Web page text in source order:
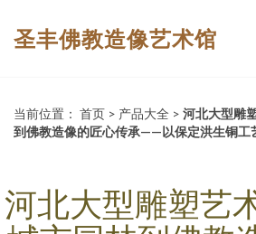
圣丰佛教造像艺术馆
当前位置： 首页 > 产品大全 > 河北大型雕
到佛教造像的匠心传承——以保定洪生铜工
河北大型雕塑艺